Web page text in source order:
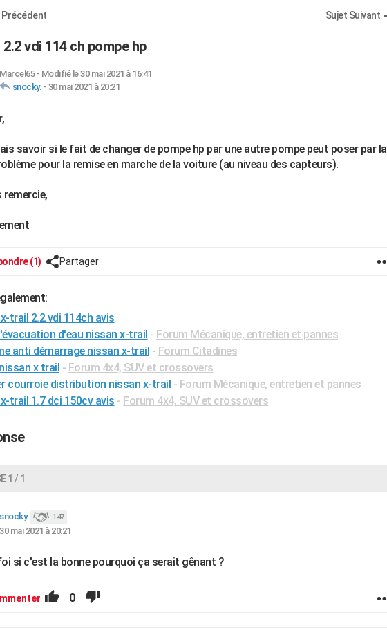
Précédent Sujet Suivant
vdi 114 ch pompe hp
Marcel65- Modifié le 30 mai 2021 à 16:41
snocky. - 30 mai 2021 à 20:21
savoir si le fait de changer de pompe hp par une autre pompe peut poser par la
pour la remise en marche de la voiture (au niveau des capteurs).
remercie,
(1) Partager
trail 2.2 vdi 114ch avis
d'eau nissan x-trail - Forum Mécanique, entretien et pannes
anti démarrage nissan x-trail - Forum Citadines
x trail - Forum 4x4, SUV et crossovers
courroie distribution nissan x-trail - Forum Mécanique, entretien et pannes
trail 1.7 dci 150cv avis - Forum 4x4, SUV et crossovers
1 / 1
snocky. 147
30 mai 2021 à 20:21
si c'est la bonne pourquoi ça serait gênant ?
0